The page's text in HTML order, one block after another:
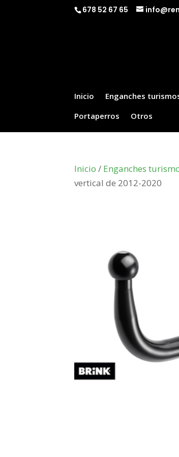
678 52 67 65
Inicio Enganches
Portaperros
Otros
Inicio / Enganches
vertical de 2012-2020